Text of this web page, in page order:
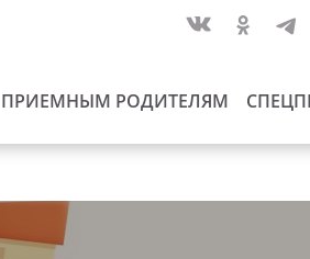
ПРИЕМНЫМ РОДИТЕЛЯМ